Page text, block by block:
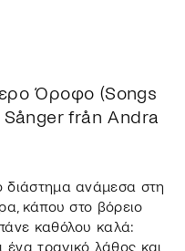
Όροφο (Songs
från Andra
διάστημα ανάμεσα στη
κάπου στο βόρειο
καθόλου καλά:
τραγικό λάθος και